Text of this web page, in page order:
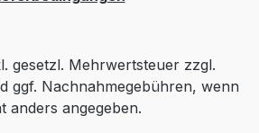
gesetzl. Mehrwertsteuer zzgl.
ggf. Nachnahmegebühren, wenn
anders angegeben.